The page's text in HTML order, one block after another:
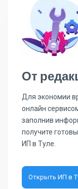
От
Для экономии
онлайн
заполнив
получите
ИП в Туле.
Открыть ИП в